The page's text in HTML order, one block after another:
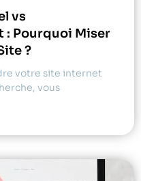
vs
: Pourquoi Miser
?
votre site internet
vous